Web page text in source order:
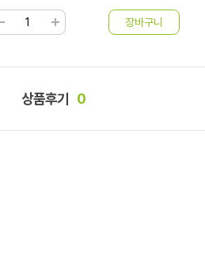
상품후기 0